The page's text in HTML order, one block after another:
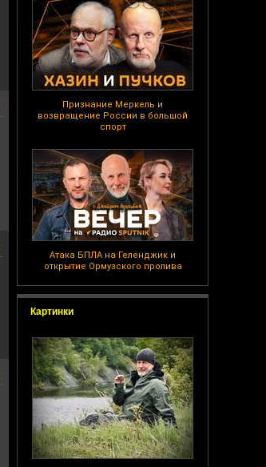
Признание Меркель и
возвращение России в большой
спорт
Атака БПЛА на Геленджик и
открытие Ормузского пролива
Картинки